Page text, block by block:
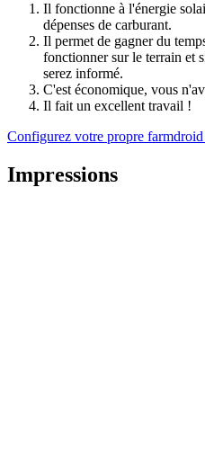
Il fonctionne à l'énergie
dépenses de carburant.
Il permet de gagner du
fonctionner sur le terrain et
serez informé.
C'est économique, vous
Il fait un excellent travail !
Configurez votre propre
Impressions